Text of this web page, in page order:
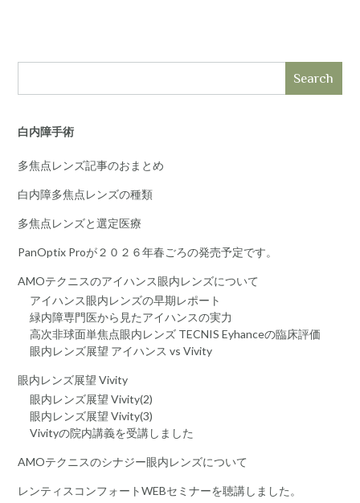
Search
白内障手術
多焦点レンズ記事のおまとめ
白内障多焦点レンズの種類
多焦点レンズと選定医療
PanOptix Proが２０２６年春ごろの発売予定です。
AMOテクニスのアイハンス眼内レンズについて
アイハンス眼内レンズの早期レポート
緑内障専門医から見たアイハンスの実力
高次非球面単焦点眼内レンズ TECNIS Eyhanceの臨床評価
眼内レンズ展望 アイハンス vs Vivity
眼内レンズ展望 Vivity
眼内レンズ展望 Vivity(2)
眼内レンズ展望 Vivity(3)
Vivityの院内講義を受講しました
AMOテクニスのシナジー眼内レンズについて
レンティスコンフォートWEBセミナーを聴講しました。